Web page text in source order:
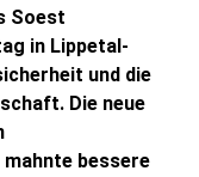
Soest
in Lippetal-
und die
Die neue
bessere